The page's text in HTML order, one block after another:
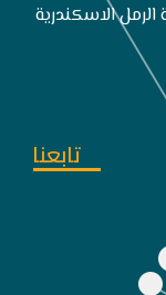
تابعنا